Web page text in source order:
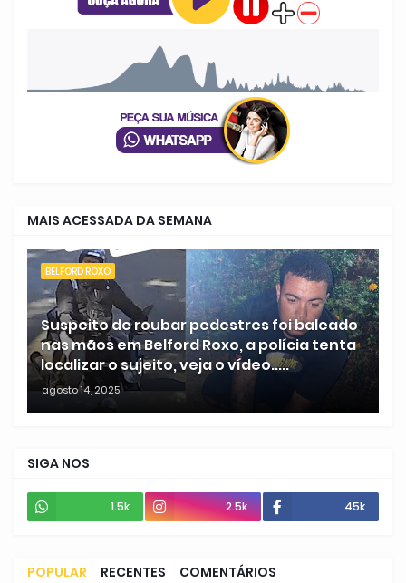
MAIS ACESSADA DA SEMANA
BELFORD ROXO
Suspeito de roubar pedestres foi baleado
nas mãos em Belford Roxo, a polícia tenta
localizar o sujeito, veja o vídeo.....
agosto 14, 2025
SIGA NOS
1.5k 2.5k 45k
POPULAR RECENTES COMENTÁRIOS